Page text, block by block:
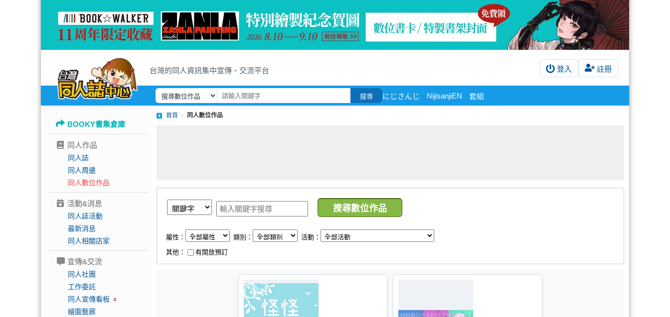
台灣的同人資訊集中宣傳、交流平台 登入 註冊
搜尋 にじさんじ NijisanjiEN 套組
BOOKY書集倉庫
同人作品
同人誌
同人周邊
同人數位作品
活動&消息
同人誌活動
最新消息
同人相關店家
宣傳&交流
同人社團
工作委託
同人宣傳看板 4
繪圖藝廊
首頁 同人數位作品
屬性： 類別：
活動：
其他：
有開放預訂